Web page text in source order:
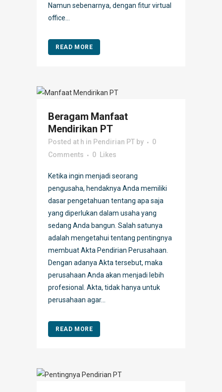
Namun sebenarnya, dengan fitur virtual
office...
READ MORE
Beragam Manfaat
Mendirikan PT
Posted at h in Pendirian PT by
0
Comments
0 Likes
Ketika ingin menjadi seorang
pengusaha, hendaknya Anda memiliki
dasar pengetahuan tentang apa saja
yang diperlukan dalam usaha yang
sedang Anda bangun. Salah satunya
adalah mengetahui tentang pentingnya
membuat Akta Pendirian Perusahaan.
Dengan adanya Akta tersebut, maka
perusahaan Anda akan menjadi lebih
profesional. Akta, tidak hanya untuk
perusahaan agar...
READ MORE